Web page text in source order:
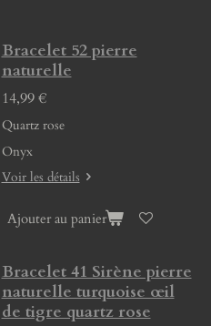
Bracelet 52 pierre
naturelle
14,99 €
Quartz rose
Onyx
Voir les détails
Ajouter au panier
Bracelet 41 Sirène pierre
naturelle turquoise œil
de tigre quartz rose